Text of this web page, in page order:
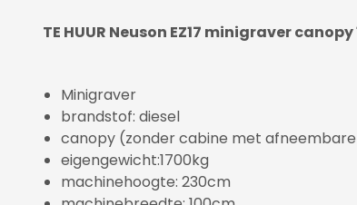
TE HUUR Neuson EZ17 minigraver canopy
Minigraver
brandstof: diesel
canopy (zonder cabine met
eigengewicht:1700kg
machinehoogte: 230cm